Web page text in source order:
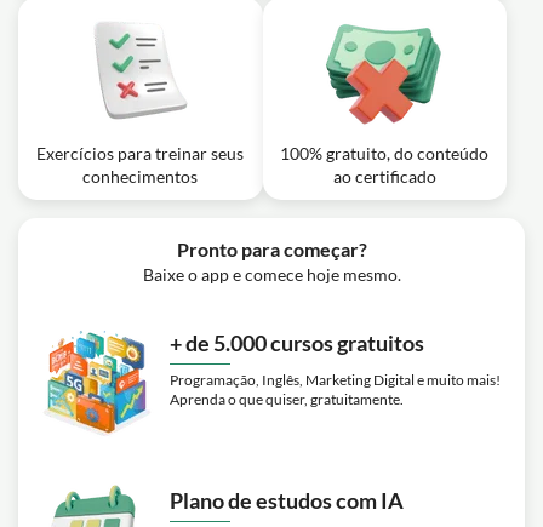
Teclado (Parte 2) | Curso de Teclado
| Módulo Conteúdo 1
Exercício: Ao praticar acordes maiores pelo ciclo de
quartas começando em Dó, qual é o próximo acorde?
Exercícios para treinar seus
conhecimentos
100% gratuito, do conteúdo
ao certificado
Pronto para começar?
Baixe o app e comece hoje mesmo.
+ de 5.000 cursos gratuitos
Programação, Inglês, Marketing Digital e muito mais!
Aprenda o que quiser, gratuitamente.
Plano de estudos com IA